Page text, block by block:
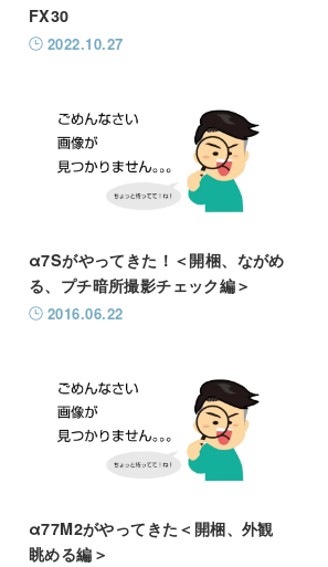
FX30
2022.10.27
α7Sがやってきた！＜開梱、ながめ
る、プチ暗所撮影チェック編＞
2016.06.22
α77M2がやってきた＜開梱、外観
眺める編＞